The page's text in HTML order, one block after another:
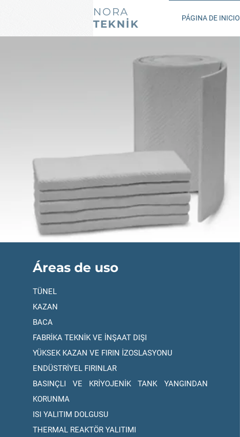
NORA
TEKNİK
PÁGINA DE INICIO
Áreas de uso
TÜNEL
KAZAN
BACA
FABRİKA TEKNİK VE İNŞAAT DIŞI
YÜKSEK KAZAN VE FIRIN İZOSLASYONU
ENDÜSTRİYEL FIRINLAR
BASINÇLI VE KRİYOJENİK TANK YANGINDAN
KORUNMA
ISI YALITIM DOLGUSU
THERMAL REAKTÖR YALITIMI